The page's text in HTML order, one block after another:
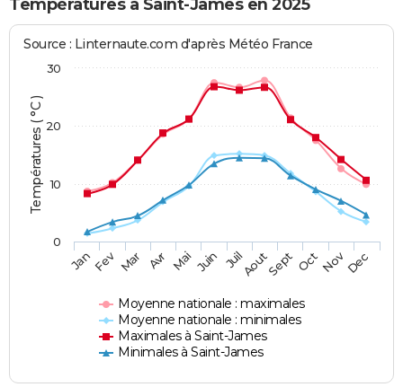
Températures à Saint-James en 2025
Températures ( °C )
Source : Linternaute.com d'après Météo France
Moyenne nationale : maximales
Moyenne nationale : minimales
Maximales à Saint-James
Minimales à Saint-James
JanFev Mar Avr Mai Juin JuilAoutSept OctNovDec
0
10
20
30